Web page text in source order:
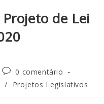
de Lei
0 comentário
/ Projetos Legislativos